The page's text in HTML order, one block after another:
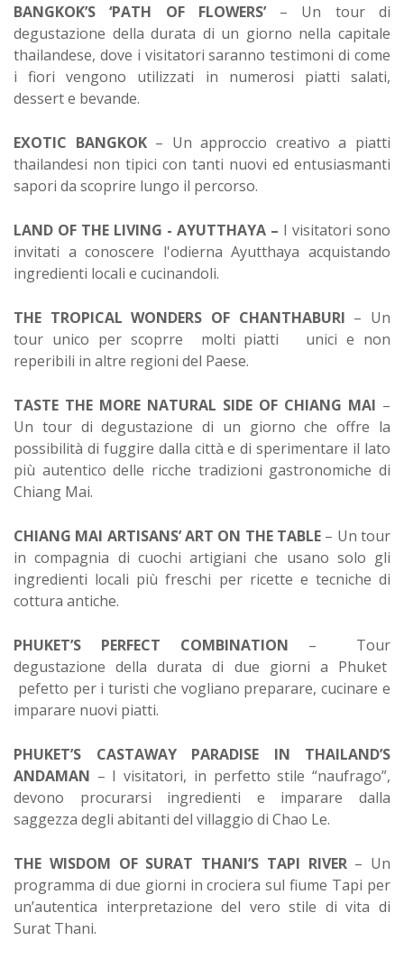
BANGKOK’S ‘PATH OF FLOWERS’– Un tour di
degustazione della durata di un giorno nella capitale
thailandese, dove i visitatori saranno testimoni di come
i fiori vengono utilizzati in numerosi piatti salati,
dessert e bevande.
EXOTIC BANGKOK – Un approccio creativo a piatti
thailandesi non tipici con tanti nuovi ed entusiasmanti
sapori da scoprire lungo il percorso.
LAND OF THE LIVING - AYUTTHAYA – I visitatori sono
invitati a conoscere l'odierna Ayutthaya acquistando
ingredienti locali e cucinandoli.
THE TROPICAL WONDERS OF CHANTHABURI – Un
tour unico per scoprre molti piatti unici e non
reperibili in altre regioni del Paese.
TASTE THE MORE NATURAL SIDE OF CHIANG MAI –
Un tour di degustazione di un giorno che offre la
possibilità di fuggire dalla città e di sperimentare il lato
più autentico delle ricche tradizioni gastronomiche di
Chiang Mai.
CHIANG MAI ARTISANS’ ART ON THE TABLE – Un tour
in compagnia di cuochi artigiani che usano solo gli
ingredienti locali più freschi per ricette e tecniche di
cottura antiche.
PHUKET’S PERFECT COMBINATION – Tour
degustazione della durata di due giorni a Phuket
pefetto per i turisti che vogliano preparare, cucinare e
imparare nuovi piatti.
PHUKET’S CASTAWAY PARADISE IN THAILAND’S
ANDAMAN – I visitatori, in perfetto stile “naufrago”,
devono procurarsi ingredienti e imparare dalla
saggezza degli abitanti del villaggio di Chao Le.
THE WISDOM OF SURAT THANI’S TAPI RIVER– Un
programma di due giorni in crociera sul fiume Tapi per
un’autentica interpretazione del vero stile di vita di
Surat Thani.